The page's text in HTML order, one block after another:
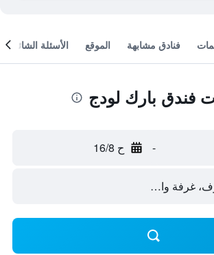
فنادق مشابهة الموقع الأسئلة الشائعة
فندق بارك لودج
- ح 16/8